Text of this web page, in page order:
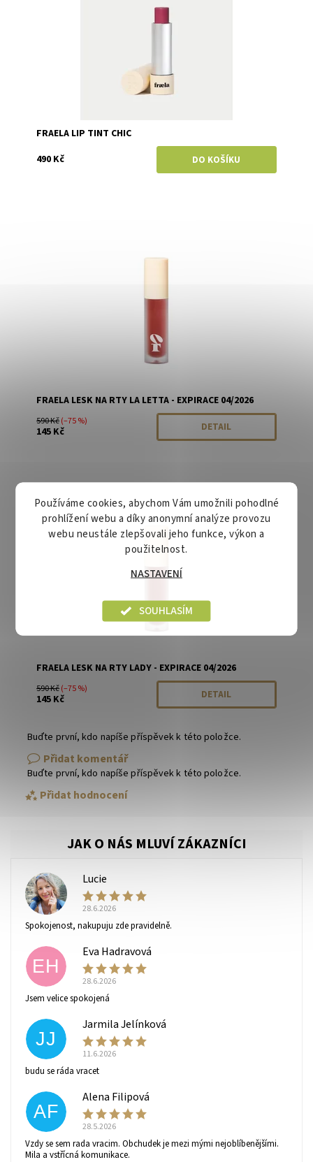
FRAELA LIP TINT CHIC
490 Kč
FRAELA LESK NA RTY LA LETTA - EXPIRACE 04/2026
590 Kč(–75 %)
145 Kč DETAIL
Dostupnost:
Momentálně vyprodáno
Značka:
Fraela
FRAELA LESK NA RTY LADY - EXPIRACE 04/2026
590 Kč(–75 %)
145 Kč DETAIL
Buďte první, kdo napíše příspěvek k této položce.
Přidat komentář
Buďte první, kdo napíše příspěvek k této položce.
Přidat hodnocení
Vaše osobní údaje budou zpracovány dle
ochrany osobních údajů
L
Lucie
28.6.2026
Spokojenost, nakupuju zde pravidelně.
EH
Eva Hadravová
28.6.2026
Jsem velice spokojená
JJ
Jarmila Jelínková
11.6.2026
budu se ráda vracet
AF
Alena Filipová
28.5.2026
Vzdy se sem rada vracim. Obchudek je mezi mými nejoblíbenějšími.
Mila a vstřícná komunikace.
Používáme cookies, abychom Vám umožnili pohodlné
prohlížení webu a díky anonymní analýze provozu
webu neustále zlepšovali jeho funkce, výkon a
použitelnost.
NASTAVENÍ
SOUHLASÍM